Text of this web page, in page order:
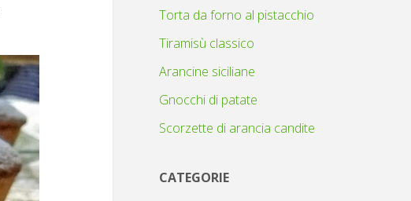
Torta da forno al pistacchio
Tiramisù classico
Arancine siciliane
Gnocchi di patate
Scorzette di arancia candite
CATEGORIE